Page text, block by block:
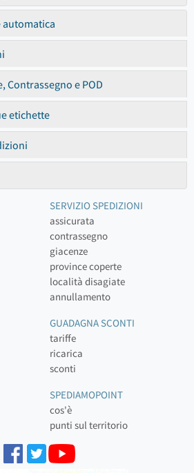
Contrassegno e POD
etichette
SERVIZIO SPEDIZIONI
assicurata
contrassegno
giacenze
province coperte
località disagiate
annullamento
GUADAGNA SCONTI
tariffe
ricarica
sconti
SPEDIAMOPOINT
cos'è
punti sul territorio